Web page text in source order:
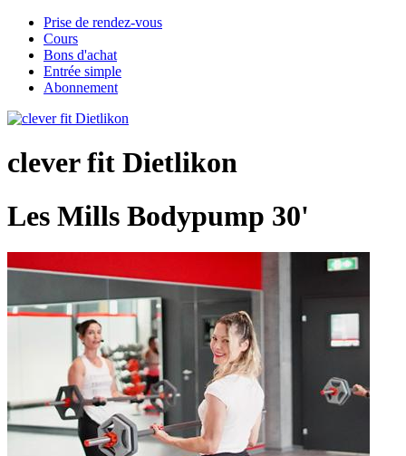
Prise de rendez-vous
Cours
Bons d'achat
Entrée simple
Abonnement
clever fit Dietlikon
Les Mills Bodypump 30'